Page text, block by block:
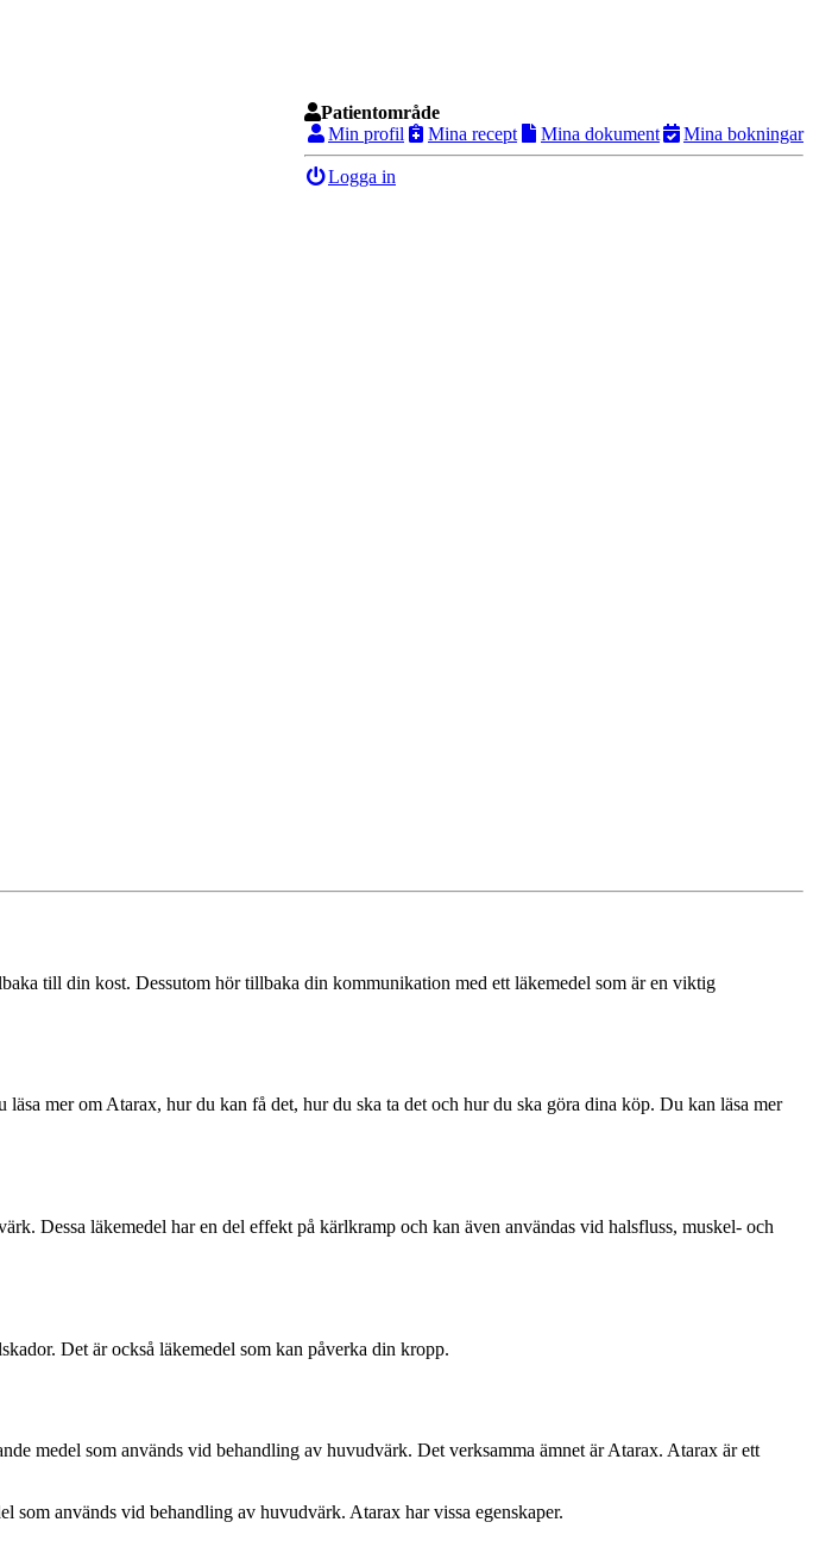
Patientområde
Min profil Mina recept Mina dokument Mina bokningar
Logga in
till din kost. Dessutom hör tillbaka din kommunikation med ett läkemedel som är en viktig
mer om Atarax, hur du kan få det, hur du ska ta det och hur du ska göra dina köp. Du kan läsa mer
Dessa läkemedel har en del effekt på kärlkramp och kan även användas vid halsfluss, muskel- och
Det är också läkemedel som kan påverka din kropp.
medel som används vid behandling av huvudvärk. Det verksamma ämnet är Atarax. Atarax är ett
som används vid behandling av huvudvärk. Atarax har vissa egenskaper.